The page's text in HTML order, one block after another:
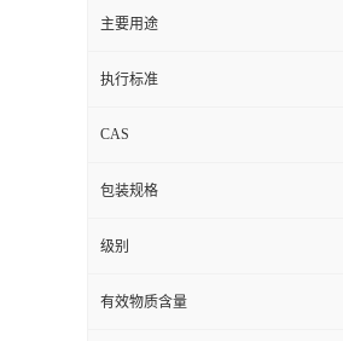
主要用途
执行标准
CAS
包装规格
级别
有效物质含量